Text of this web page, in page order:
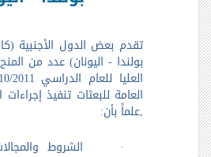
تقدم بعض الدول الأجنبية
بولندا - اليونان) عدد من
العامة للبعثات تنفيذ
,علماً بأن:
·
الشروط